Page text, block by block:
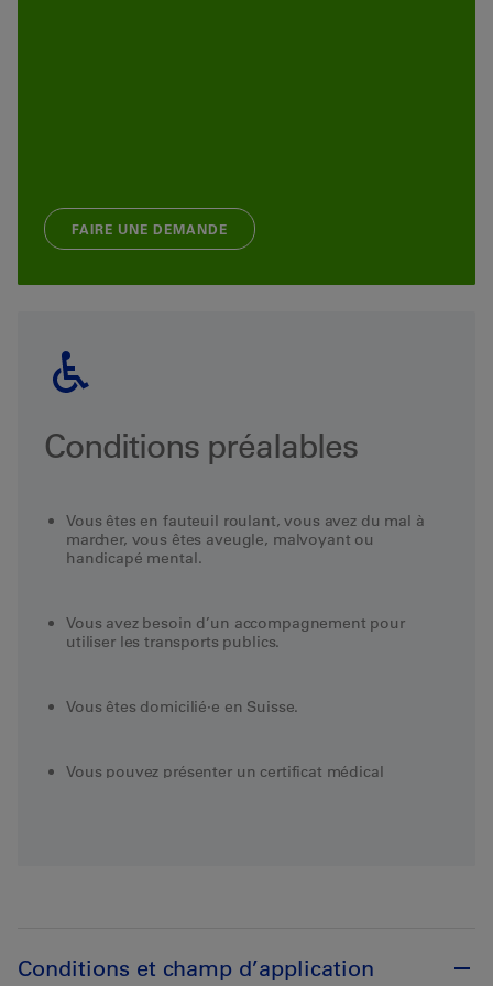
FAIRE UNE DEMANDE
Conditions préalables
Vous êtes en fauteuil roulant, vous avez du mal à
marcher, vous êtes aveugle, malvoyant ou
handicapé mental.
Vous avez besoin d’un accompagnement pour
utiliser les transports publics.
Vous êtes domicilié·e en Suisse.
Vous pouvez présenter un certificat médical
Conditions et champ d’application